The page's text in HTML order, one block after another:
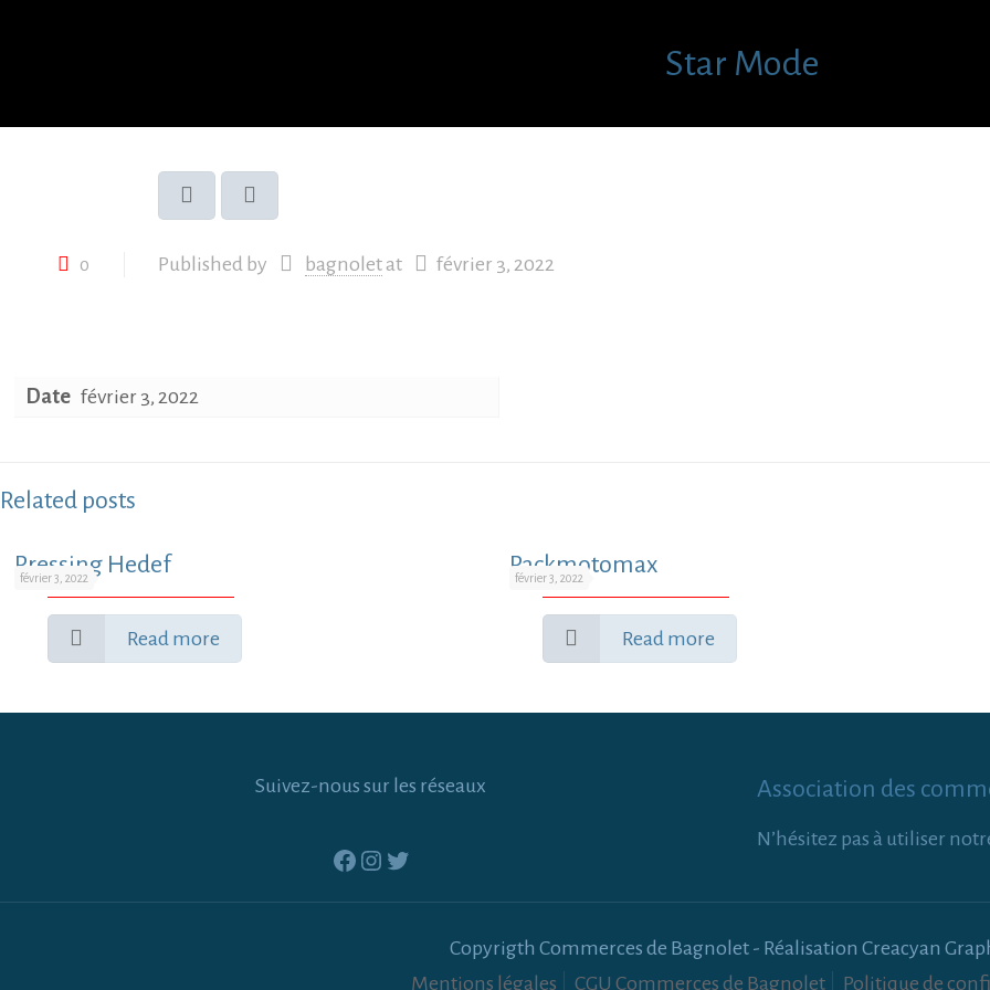
Star Mode
0 Published by bagnoletat février 3, 2022
Date février 3, 2022
Related posts
février 3, 2022
Pressing Hedef
Read more
février 3, 2022
Packmotomax
Read more
Suivez-nous sur les réseaux
Facebook
Instagram
Twitter
Association des
N’hésitez pas à utiliser
Copyrigth Commerces de Bagnolet - Réalisation Creacyan
Mentions légales
CGU Commerces de Bagnolet Politique de